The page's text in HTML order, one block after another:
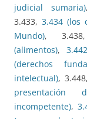
judicial sumaria)
3.433,3.434 (los
Mundo),
(alimentos),
(derechos
intelectual),
incompetente),